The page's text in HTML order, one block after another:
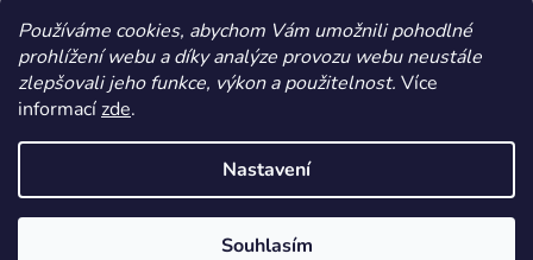
Používáme cookies, abychom Vám umožnili pohodlné
prohlížení webu a díky analýze provozu webu neustále
zlepšovali jeho funkce, výkon a použitelnost. Více
informacízde.
Nastavení
Souhlasím
Copyright 2026Dos Mundos. Všechna práva vyhrazena.